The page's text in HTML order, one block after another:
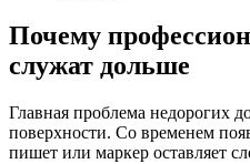
Почему
служат дольше
Главная проблема недорогих
поверхности. Со временем
пишет или маркер оставляет